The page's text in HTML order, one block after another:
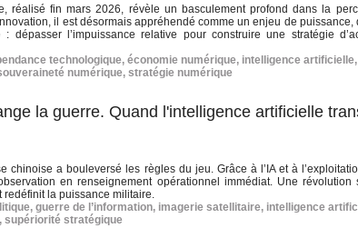
réalisé fin mars 2026, révèle un basculement profond dans la
il est désormais appréhendé comme un enjeu de
dépasser l’impuissance relative pour construire une stratégie
technologique, économie numérique, intelligence artificielle,
numérique, stratégie numérique
la guerre. Quand l'intelligence artificielle
chinoise a bouleversé les règles du jeu. Grâce à l’IA et à
en renseignement opérationnel immédiat. Une
redéfinit la puissance militaire.
, guerre de l’information, imagerie satellitaire, intelligence
, supériorité stratégique